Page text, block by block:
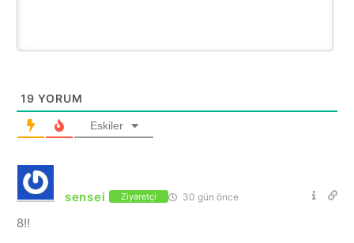
19 YORUM
Eskiler
sensei Ziyaretçi 30 gün önce
8!!